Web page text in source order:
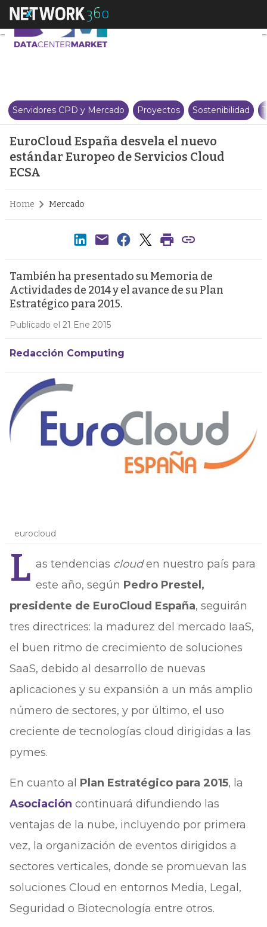
EuroCloud España desvela el
Servidores CPD y Mercado Proyectos Sostenibilidad
EuroCloud España desvela el nuevo
estándar Europeo de Servicios Cloud
ECSA
Home Mercado
También ha presentado su Memoria de
Actividades de 2014 y el avance de su Plan
Estratégico para 2015.
Publicado el 21 Ene 2015
Redacción Computing
eurocloud
L as tendencias clouden nuestro país para
este año, según Pedro Prestel,
presidente de EuroCloud España, seguirán
tres directrices: la madurez del mercado IaaS,
el buen ritmo de crecimiento de soluciones
SaaS, debido al desarrollo de nuevas
aplicaciones y su expansión a un más amplio
número de sectores, y por último, el uso
creciente de tecnologías cloud dirigidas a las
pymes.
En cuanto al Plan Estratégico para 2015, la
Asociación continuará difundiendo las
ventajas de la nube, incluyendo por primera
vez, la organización de eventos dirigidos a
sectores verticales, donde se promuevan las
soluciones Cloud en entornos Media, Legal,
Seguridad o Biotecnología entre otros.